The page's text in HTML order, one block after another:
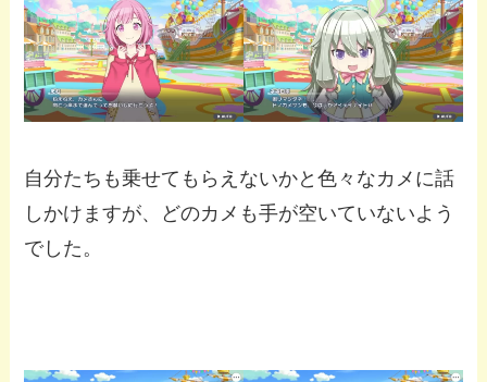
自分たちも乗せてもらえないかと色々なカメに話
しかけますが、どのカメも手が空いていないよう
でした。